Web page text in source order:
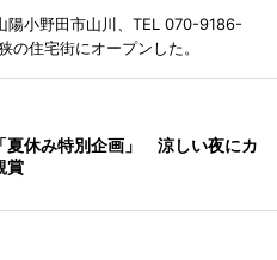
陽小野田市山川、TEL 070-9186-
の住宅街にオープンした。
夏休み特別企画」 涼しい夜にカ
賞